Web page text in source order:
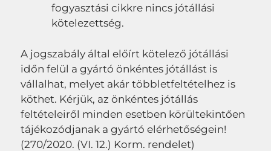
fogyasztási cikkre nincs jótállási
kötelezettség.
A jogszabály által előírt kötelező jótállási
időn felül a gyártó önkéntes jótállást is
vállalhat, melyet akár többletfeltételhez is
köthet. Kérjük, az önkéntes jótállás
feltételeiről minden esetben körültekintően
tájékozódjanak a gyártó elérhetőségein!
(270/2020. (VI. 12.) Korm. rendelet)